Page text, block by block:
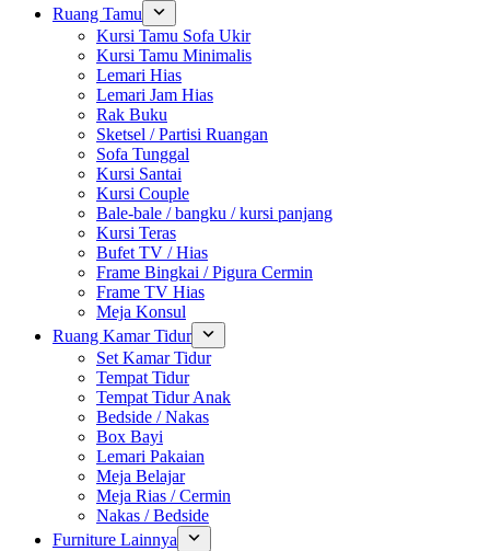
Ruang Tamu
Kursi Tamu Sofa Ukir
Kursi Tamu Minimalis
Lemari Hias
Lemari Jam Hias
Rak Buku
Sketsel / Partisi Ruangan
Sofa Tunggal
Kursi Santai
Kursi Couple
Bale-bale / bangku / kursi panjang
Kursi Teras
Bufet TV / Hias
Frame Bingkai / Pigura Cermin
Frame TV Hias
Meja Konsul
Ruang Kamar Tidur
Set Kamar Tidur
Tempat Tidur
Tempat Tidur Anak
Bedside / Nakas
Box Bayi
Lemari Pakaian
Meja Belajar
Meja Rias / Cermin
Nakas / Bedside
Furniture Lainnya